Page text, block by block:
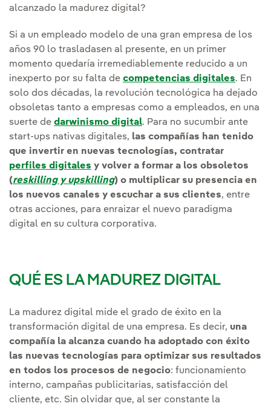
alcanzado la madurez digital?
Si a un empleado modelo de una gran empresa de los
años 90 lo trasladasen al presente, en un primer
momento quedaría irremediablemente reducido a un
inexperto por su falta de competencias digitales. En
solo dos décadas, la revolución tecnológica ha dejado
obsoletas tanto a empresas como a empleados, en una
suerte de darwinismo digital. Para no sucumbir ante
start-ups nativas digitales, las compañías han tenido
que invertir en nuevas tecnologías, contratar
perfiles digitales y volver a formar a los obsoletos
(reskilling y upskilling) o multiplicar su presencia en
los nuevos canales y escuchar a sus clientes, entre
otras acciones, para enraizar el nuevo paradigma
digital en su cultura corporativa.
QUÉ ES LA MADUREZ DIGITAL
La madurez digital mide el grado de éxito en la
transformación digital de una empresa. Es decir, una
compañía la alcanza cuando ha adoptado con éxito
las nuevas tecnologías para optimizar sus resultados
en todos los procesos de negocio: funcionamiento
interno, campañas publicitarias, satisfacción del
cliente, etc. Sin olvidar que, al ser constante la